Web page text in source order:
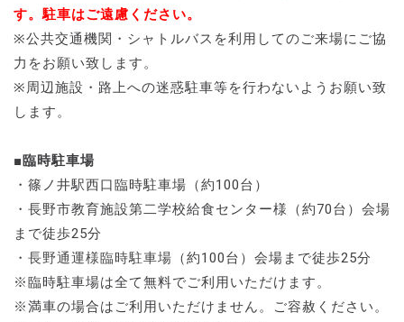
す。駐車はご遠慮ください。
※公共交通機関・シャトルバスを利用してのご来場にご協
力をお願い致します。
※周辺施設・路上への迷惑駐車等を行わないようお願い致
します。
■臨時駐車場
・篠ノ井駅西口臨時駐車場（約100台）
・長野市教育施設第二学校給食センター様（約70台）会場
まで徒歩25分
・長野通運様臨時駐車場 （約100台）会場まで徒歩25分
※臨時駐車場は全て無料でご利用いただけます。
※満車の場合はご利用いただけません。ご容赦ください。